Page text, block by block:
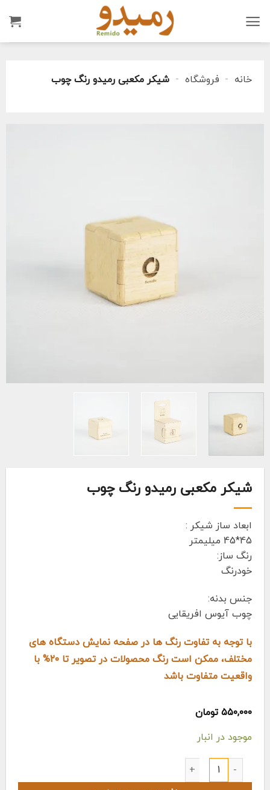
خانه - فروشگاه - شیکر مکعبی رمیدو رنگ چوب
شیکر مکعبی رمیدو رنگ چوب
ابعاد ساز شیکر :
45*45 میلیمتر
رنگ ساز:
خودرنگ
جنس بدنه:
چوب آیوس افریقایی
با توجه به تفاوت رنگ ها در صفحه نمایش دستگاه های
مختلف، ممکن است رنگ محصولات در تصویر تا ۲۰% با
واقعیت متفاوت باشد
۵۵۰,۰۰۰ تومان
موجود در انبار
شیکر مکعبی رمیدو رنگ چوب عدد